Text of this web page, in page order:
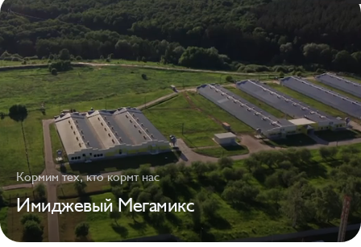
Кормим тех, кто кормт нас
Имиджевый Мегамикс